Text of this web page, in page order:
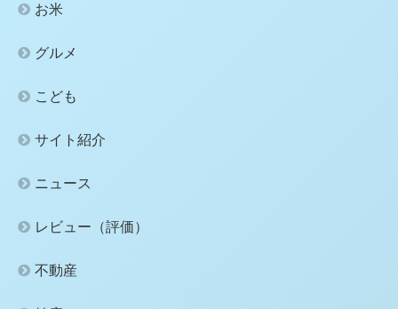
お米
グルメ
こども
サイト紹介
ニュース
レビュー（評価）
不動産